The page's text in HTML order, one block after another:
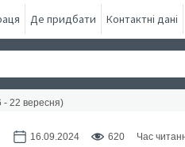
Де придбати Контактні дані
- 22 вересня)
16.09.2024 620 Час